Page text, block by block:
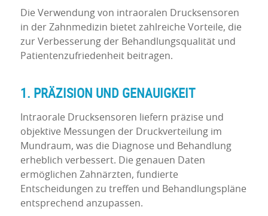
Die Verwendung von intraoralen Drucksensoren
in der Zahnmedizin bietet zahlreiche Vorteile, die
zur Verbesserung der Behandlungsqualität und
Patientenzufriedenheit beitragen.
1. PRÄZISION UND GENAUIGKEIT
Intraorale Drucksensoren liefern präzise und
objektive Messungen der Druckverteilung im
Mundraum, was die Diagnose und Behandlung
erheblich verbessert. Die genauen Daten
ermöglichen Zahnärzten, fundierte
Entscheidungen zu treffen und Behandlungspläne
entsprechend anzupassen.